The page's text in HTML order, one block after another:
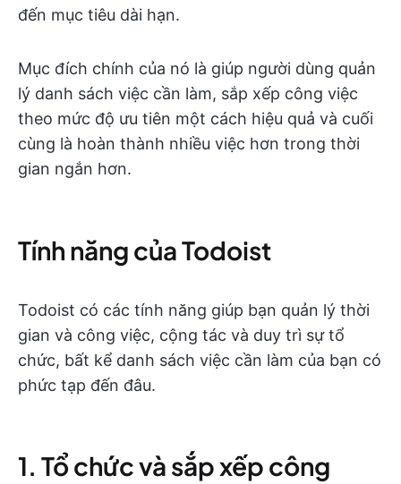
đến mục tiêu dài hạn.
Mục đích chính của nó là giúp người dùng quản
lý danh sách việc cần làm, sắp xếp công việc
theo mức độ ưu tiên một cách hiệu quả và cuối
cùng là hoàn thành nhiều việc hơn trong thời
gian ngắn hơn.
Tính năng của Todoist
Todoist có các tính năng giúp bạn quản lý thời
gian và công việc, cộng tác và duy trì sự tổ
chức, bất kể danh sách việc cần làm của bạn có
phức tạp đến đâu.
1. Tổ chức và sắp xếp công